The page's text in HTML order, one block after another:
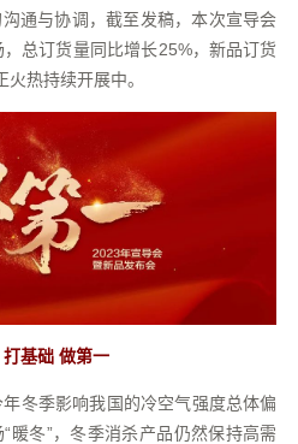
通与协调，截至发稿，本次宣导会
总订货量同比增长25%，新品订货
热持续开展中。
基础 做第一
季影响我国的冷空气强度总体偏
暖冬”，冬季消杀产品仍然保持高需